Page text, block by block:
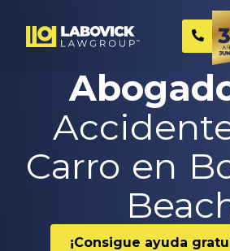
Carro en
¡Consigue ayuda